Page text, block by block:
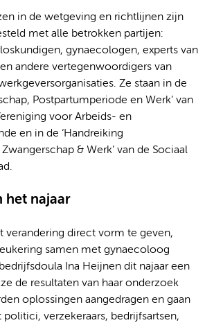
in de wetgeving en richtlijnen zijn
met alle betrokken partijen:
gynaecologen, experts van
en andere vertegenwoordigers van
Ze staan in de
Postpartumperiode en Werk’ van
voor Arbeids- en
en in de ‘Handreiking
& Werk’ van de Sociaal
het najaar
verandering direct vorm te geven,
samen met gynaecoloog
Ina Heijnen dit najaar een
de resultaten van haar onderzoek
oplossingen aangedragen en gaan
verzekeraars, bedrijfsartsen,